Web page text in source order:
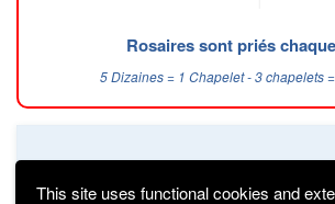
This site uses functional cookies and
Rosaires sont priés
5 Dizaines = 1 Chapelet - 3 chapelets